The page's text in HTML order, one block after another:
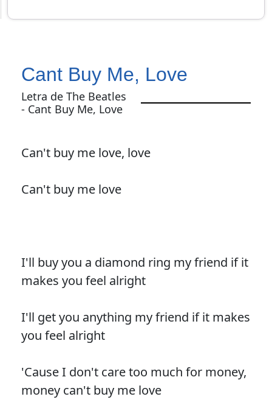
Cant Buy Me, Love
Letra de The Beatles
- Cant Buy Me, Love
Can't buy me love, love
Can't buy me love
I'll buy you a diamond ring my friend if it
makes you feel alright
I'll get you anything my friend if it makes
you feel alright
'Cause I don't care too much for money,
money can't buy me love